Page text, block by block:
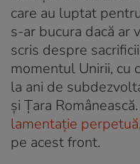
care au luptat
s-ar bucura dacă ar
scris despre
momentul Unirii, cu
la ani de
și Țara
lamentație perpetuă
pe acest front.